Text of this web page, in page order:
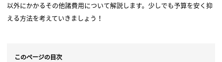
以外にかかるその他諸費用について解説します。少しでも予算を安く抑
える方法を考えていきましょう！
このページの目次